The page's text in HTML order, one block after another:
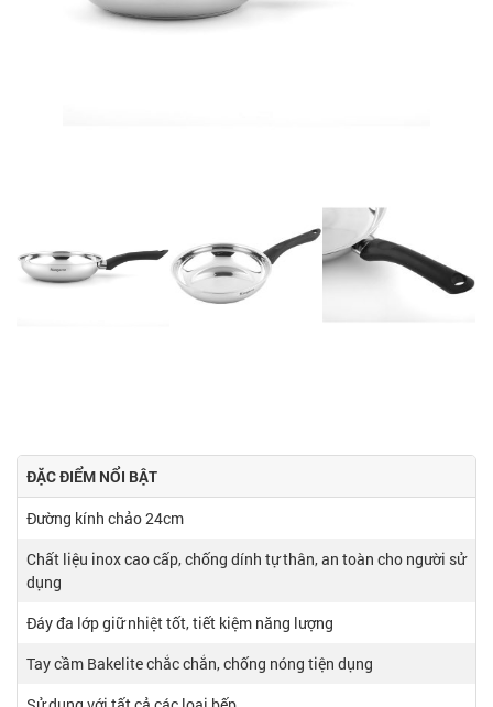
ĐẶC ĐIỂM NỔI BẬT
Đường kính chảo 24cm
Chất liệu inox cao cấp, chống dính tự thân, an toàn cho người sử
dụng
Đáy đa lớp giữ nhiệt tốt, tiết kiệm năng lượng
Tay cầm Bakelite chắc chắn, chống nóng tiện dụng